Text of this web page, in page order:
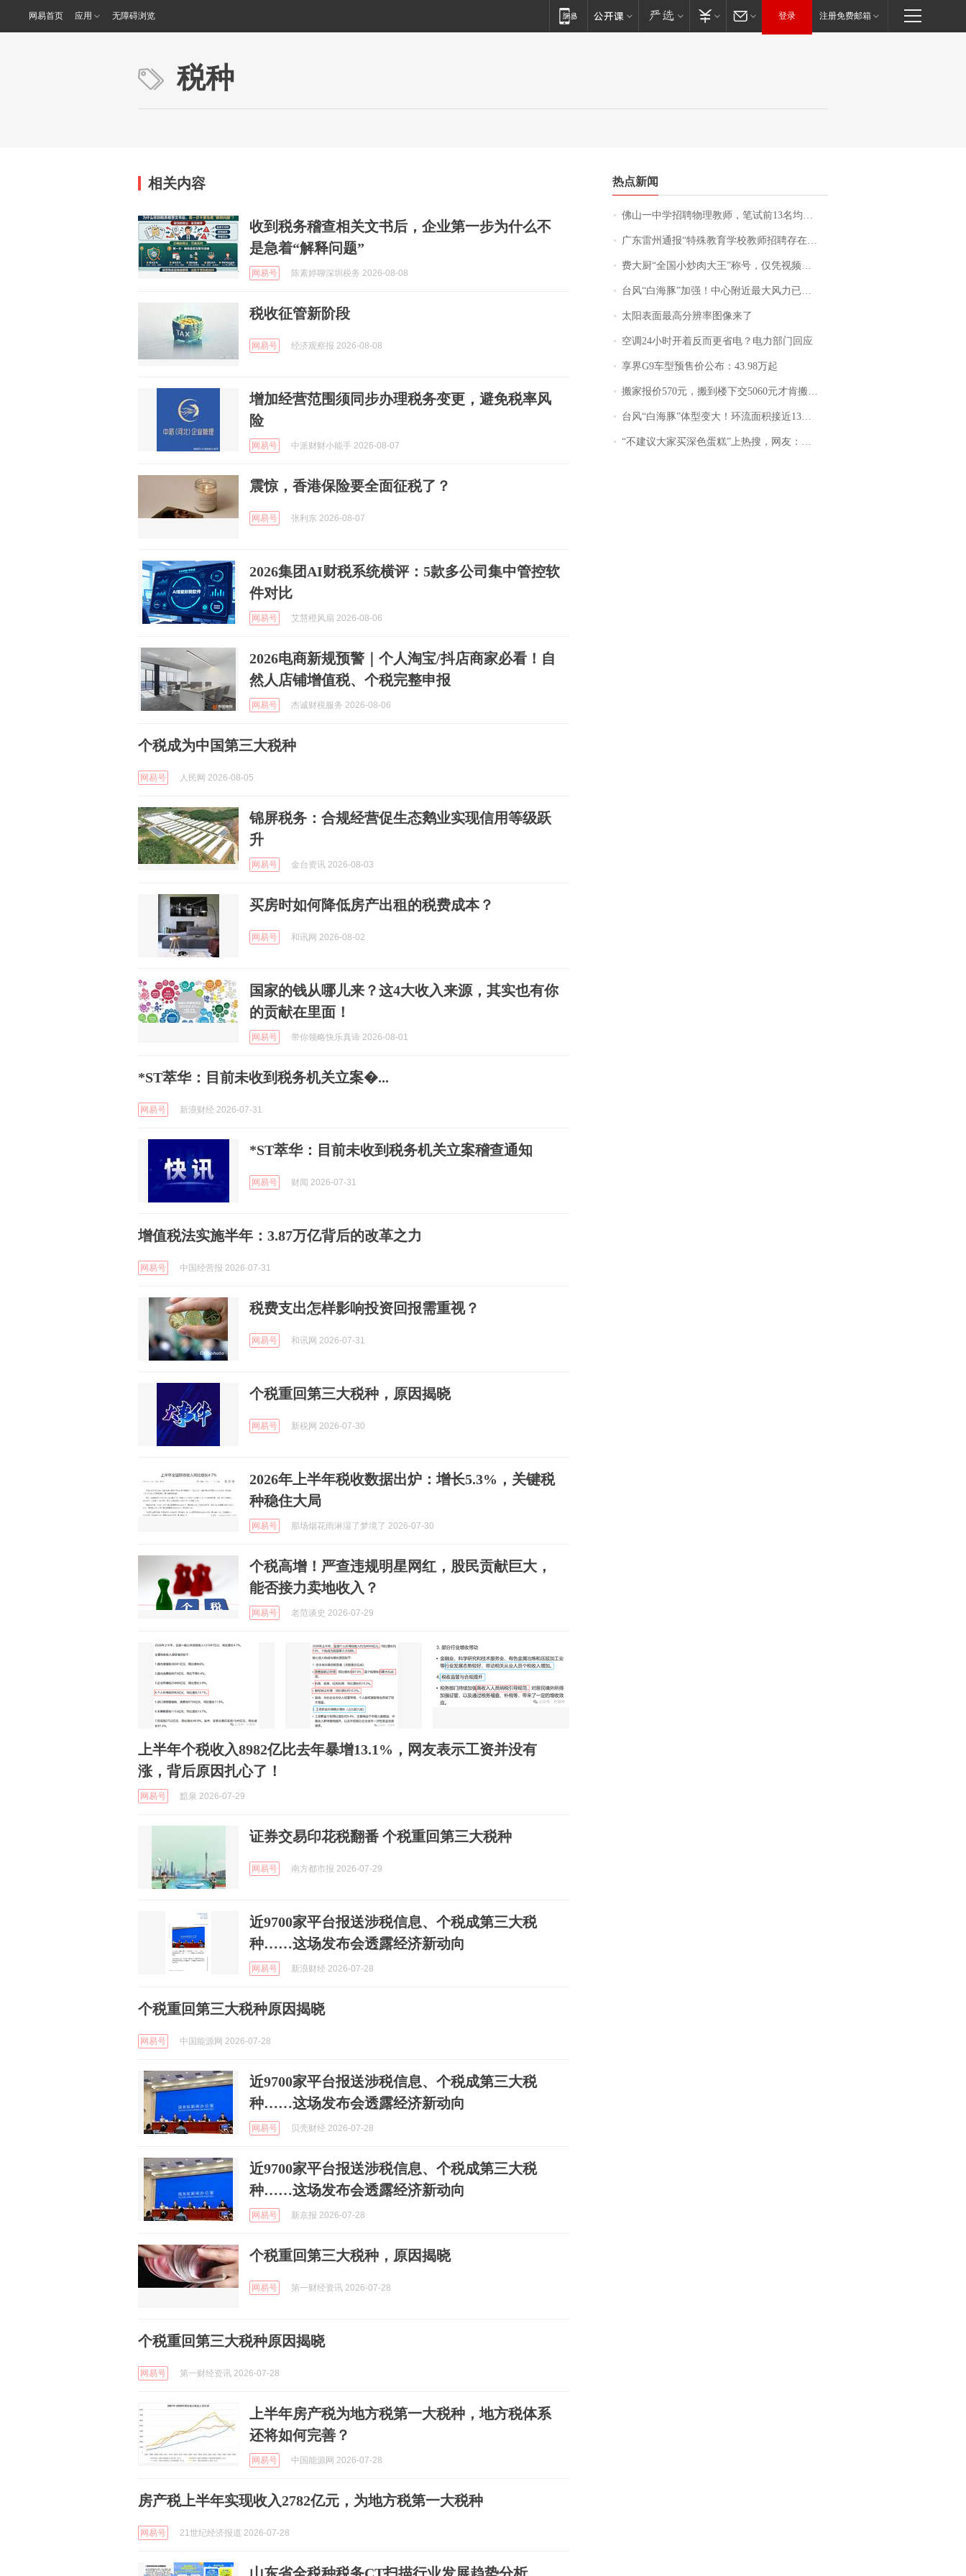
网易首页 应用 无障碍浏览 登录 注册免费邮箱
税种
相关内容
收到税务稽查相关文书后，企业第一步为什么不
是急着“解释问题”
网易号 陈素婷聊深圳税务 2026-08-08
税收征管新阶段
网易号 经济观察报 2026-08-08
增加经营范围须同步办理税务变更，避免税率风
险
网易号 中派财财小能手 2026-08-07
震惊，香港保险要全面征税了？
网易号 张利东 2026-08-07
2026集团AI财税系统横评：5款多公司集中管控软
件对比
网易号 艾慧橙风扇 2026-08-06
2026电商新规预警｜个人淘宝/抖店商家必看！自
然人店铺增值税、个税完整申报
网易号 杰诚财税服务 2026-08-06
个税成为中国第三大税种
网易号 人民网 2026-08-05
锦屏税务：合规经营促生态鹅业实现信用等级跃
升
网易号 金台资讯 2026-08-03
买房时如何降低房产出租的税费成本？
网易号 和讯网 2026-08-02
国家的钱从哪儿来？这4大收入来源，其实也有你
的贡献在里面！
网易号 带你领略快乐真谛 2026-08-01
*ST萃华：目前未收到税务机关立案�...
网易号 新浪财经 2026-07-31
*ST萃华：目前未收到税务机关立案稽查通知
网易号 财闻 2026-07-31
增值税法实施半年：3.87万亿背后的改革之力
网易号 中国经营报 2026-07-31
税费支出怎样影响投资回报需重视？
网易号 和讯网 2026-07-31
个税重回第三大税种，原因揭晓
网易号 新税网 2026-07-30
2026年上半年税收数据出炉：增长5.3%，关键税
种稳住大局
网易号 那场烟花雨淋湿了梦境了 2026-07-30
个税高增！严查违规明星网红，股民贡献巨大，
能否接力卖地收入？
网易号 老范谈史 2026-07-29
上半年个税收入8982亿比去年暴增13.1%，网友表示工资并没有
涨，背后原因扎心了！
网易号 黯泉 2026-07-29
证券交易印花税翻番 个税重回第三大税种
网易号 南方都市报 2026-07-29
近9700家平台报送涉税信息、个税成第三大税
种……这场发布会透露经济新动向
网易号 新浪财经 2026-07-28
个税重回第三大税种原因揭晓
网易号 中国能源网 2026-07-28
近9700家平台报送涉税信息、个税成第三大税
种……这场发布会透露经济新动向
网易号 贝壳财经 2026-07-28
近9700家平台报送涉税信息、个税成第三大税
种……这场发布会透露经济新动向
网易号 新京报 2026-07-28
个税重回第三大税种，原因揭晓
网易号 第一财经资讯 2026-07-28
个税重回第三大税种原因揭晓
网易号 第一财经资讯 2026-07-28
上半年房产税为地方税第一大税种，地方税体系
还将如何完善？
网易号 中国能源网 2026-07-28
房产税上半年实现收入2782亿元，为地方税第一大税种
网易号 21世纪经济报道 2026-07-28
热点新闻
佛山一中学招聘物理教师，笔试前13名均遭淘汰？教育局：已叫停招聘，成立调查组全面核查
广东雷州通报“特殊教育学校教师招聘存在违规行为”：已启动问责程序 副校长被停职
费大厨“全国小炒肉大王”称号，仅凭视频评出？中国烹饪协会回应
台风“白海豚”加强！中心附近最大风力已达15级 最新研判
太阳表面最高分辨率图像来了
空调24小时开着反而更省电？电力部门回应
享界G9车型预售价公布：43.98万起
搬家报价570元，搬到楼下交5060元才肯搬上楼！女子傻眼了……
台风“白海豚”体型变大！环流面积接近13个浙江那么大
“不建议大家买深色蛋糕”上热搜，网友：天塌了！